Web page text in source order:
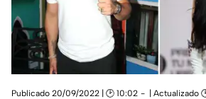
Publicado 20/09/2022 | 🕑 10:02 | Actualizado